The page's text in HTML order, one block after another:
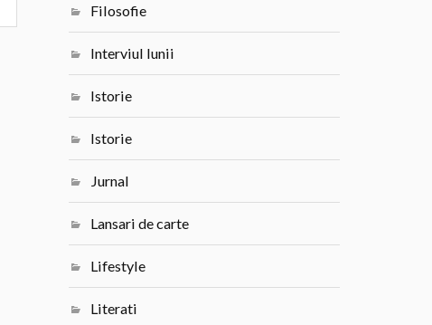
Filosofie
Interviul lunii
Istorie
Istorie
Jurnal
Lansari de carte
Lifestyle
Literati